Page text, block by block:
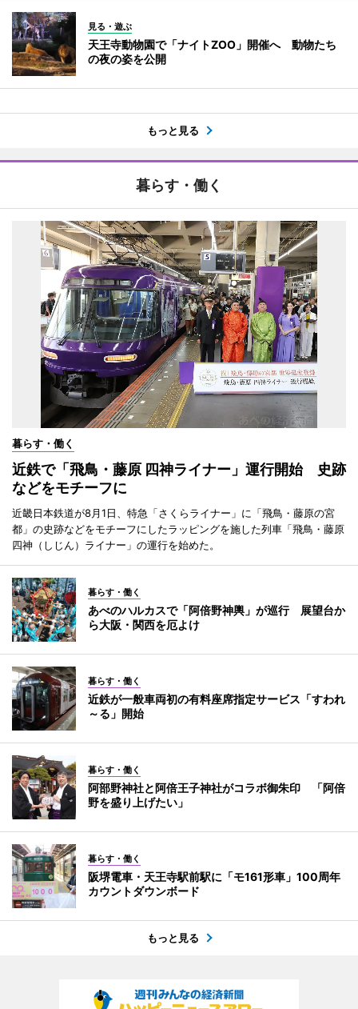
見る・遊ぶ
天王寺動物園で「ナイトZOO」開催へ 動物たち
の夜の姿を公開
もっと見る
暮らす・働く
暮らす・働く
近鉄で「飛鳥・藤原 四神ライナー」運行開始 史跡
などをモチーフに
近畿日本鉄道が8月1日、特急「さくらライナー」に「飛鳥・藤原の宮
都」の史跡などをモチーフにしたラッピングを施した列車「飛鳥・藤原
四神（しじん）ライナー」の運行を始めた。
暮らす・働く
あべのハルカスで「阿倍野神輿」が巡行 展望台か
ら大阪・関西を厄よけ
暮らす・働く
近鉄が一般車両初の有料座席指定サービス「すわれ
～る」開始
暮らす・働く
阿部野神社と阿倍王子神社がコラボ御朱印 「阿倍
野を盛り上げたい」
暮らす・働く
阪堺電車・天王寺駅前駅に「モ161形車」100周年
カウントダウンボード
もっと見る